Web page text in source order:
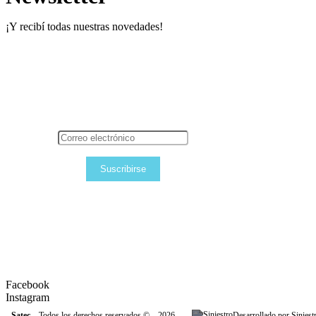
¡Y recibí todas nuestras novedades!
Suscribirse
Facebook
Instagram